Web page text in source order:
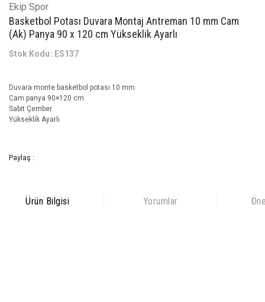
Ekip Spor
Basketbol Potası Duvara Montaj Antreman 10 mm Cam
(Ak) Panya 90 x 120 cm Yükseklik Ayarlı
Stok Kodu ES137
Duvara monte basketbol potası 10 mm
Cam panya 90×120 cm.
Sabit Çember
Yükseklik Ayarlı
Paylaş :
Ürün Bilgisi Yorumlar